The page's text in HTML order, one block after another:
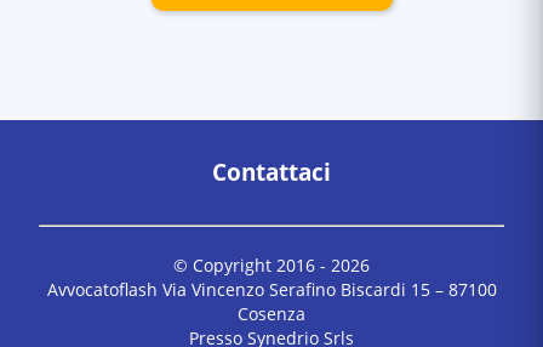
Contattaci
© Copyright 2016 - 2026
Avvocatoflash Via Vincenzo Serafino Biscardi 15 – 87100
Cosenza
Presso Synedrio Srls